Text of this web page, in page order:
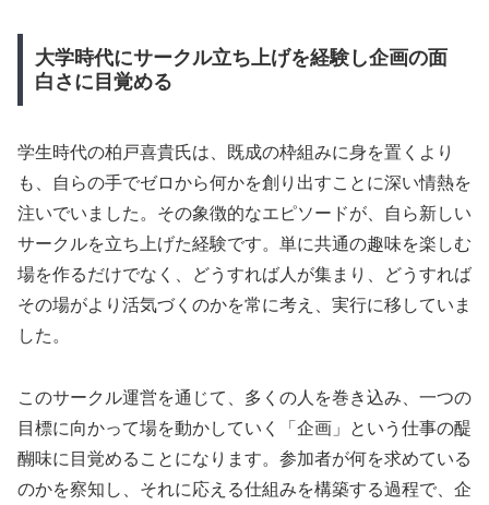
大学時代にサークル立ち上げを経験し企画の面
白さに目覚める
学生時代の柏戸喜貴氏は、既成の枠組みに身を置くより
も、自らの手でゼロから何かを創り出すことに深い情熱を
注いでいました。その象徴的なエピソードが、自ら新しい
サークルを立ち上げた経験です。単に共通の趣味を楽しむ
場を作るだけでなく、どうすれば人が集まり、どうすれば
その場がより活気づくのかを常に考え、実行に移していま
した。
このサークル運営を通じて、多くの人を巻き込み、一つの
目標に向かって場を動かしていく「企画」という仕事の醍
醐味に目覚めることになります。参加者が何を求めている
のかを察知し、それに応える仕組みを構築する過程で、企